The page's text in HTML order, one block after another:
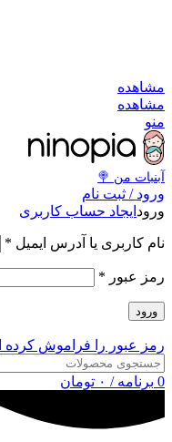
من 🍭
/ ثبت نام
ایجاد حساب کاربری
کاربری یا آدرس ایمیل*
عبور*
ورود
عبور را فراموش کرده
برنامه / ۰ تومان